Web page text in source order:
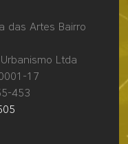
das Artes Bairro
Ltda
17
453